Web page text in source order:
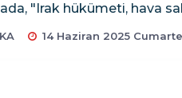
"Irak hükümeti, hava
14 Haziran 2025